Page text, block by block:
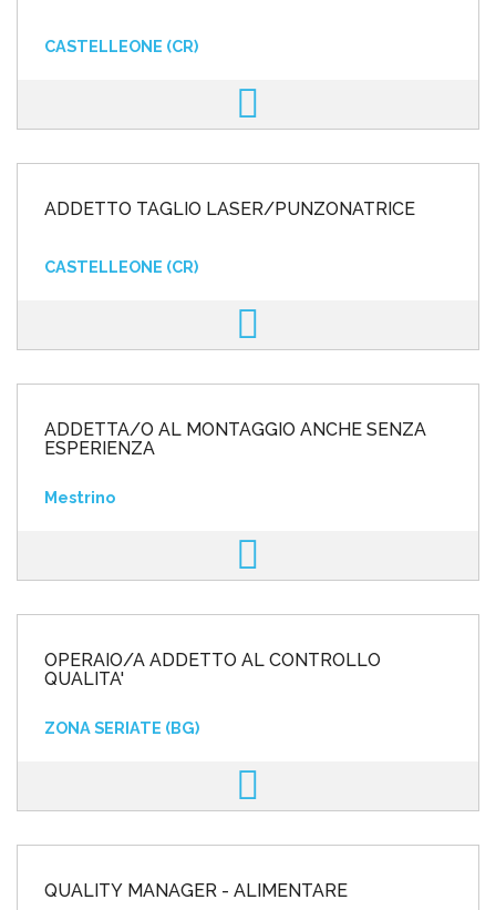
CASTELLEONE (CR)
ADDETTO TAGLIO LASER/PUNZONATRICE
CASTELLEONE (CR)
ADDETTA/O AL MONTAGGIO ANCHE SENZA
ESPERIENZA
Mestrino
OPERAIO/A ADDETTO AL CONTROLLO
QUALITA'
ZONA SERIATE (BG)
QUALITY MANAGER - ALIMENTARE